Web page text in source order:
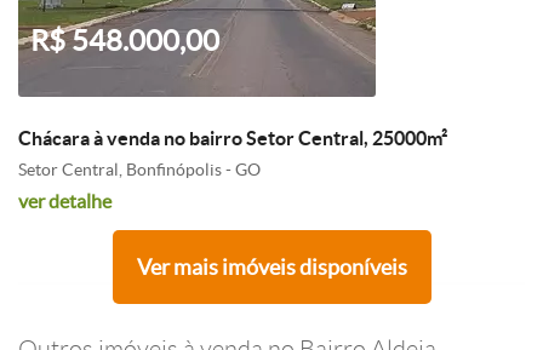
R$ 548.000,00
Chácara à venda no bairro Setor Central, 25000m²
Setor Central, Bonfinópolis - GO
ver detalhe
Ver mais imóveis disponíveis